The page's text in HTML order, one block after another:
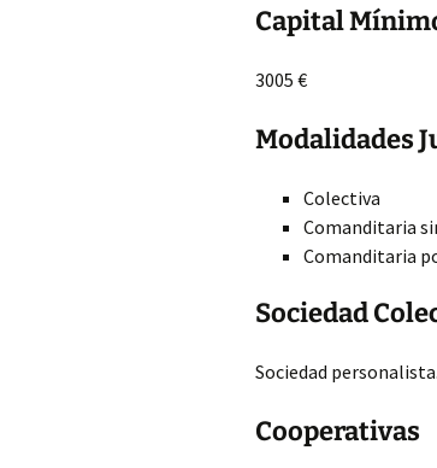
Capital
3005 €
Modalidades
Colectiva
Comanditaria
Comanditaria
Sociedad
Sociedad personalista.
Cooperativas